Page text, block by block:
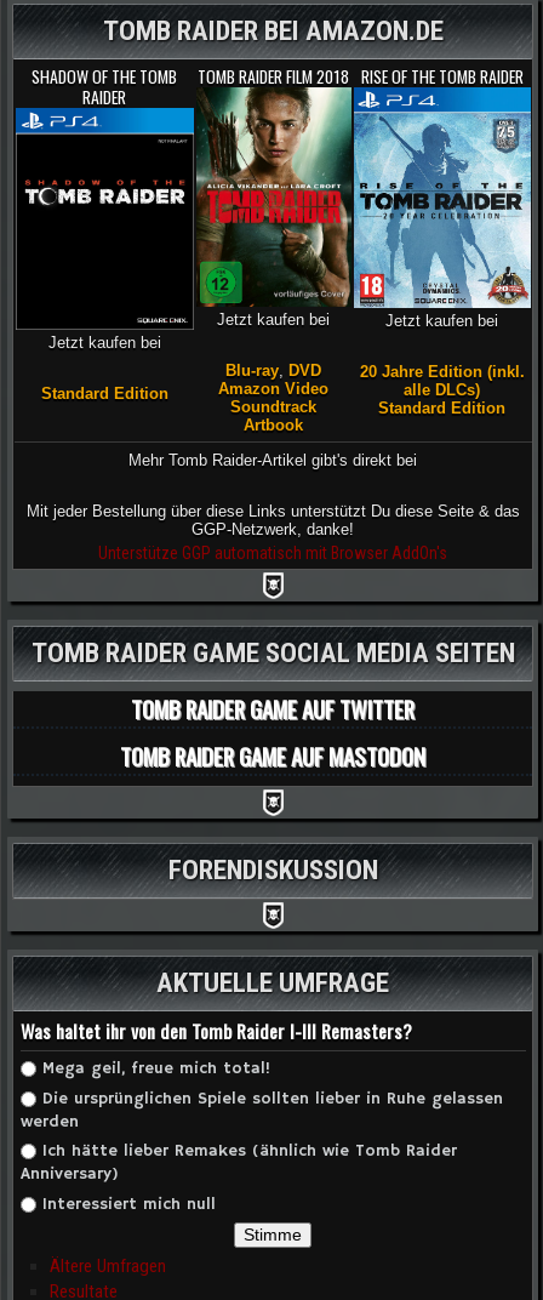
TOMB RAIDER BEI AMAZON.DE
SHADOW OF THE TOMB
RAIDER
Jetzt kaufen bei
Standard Edition
TOMB RAIDER FILM 2018
Jetzt kaufen bei
Blu-ray, DVD
Amazon Video
Soundtrack
Artbook
RISE OF THE TOMB RAIDER
Jetzt kaufen bei
20 Jahre Edition (inkl.
alle DLCs)
Standard Edition
Mehr Tomb Raider-Artikel gibt's direkt bei
Mit jeder Bestellung über diese Links unterstützt Du diese Seite & das
GGP-Netzwerk, danke!
Unterstütze GGP automatisch mit Browser AddOn's
TOMB RAIDER GAME SOCIAL MEDIA SEITEN
TOMB RAIDER GAME AUF TWITTER
TOMB RAIDER GAME AUF MASTODON
FORENDISKUSSION
AKTUELLE UMFRAGE
Was haltet ihr von den Tomb Raider I-III Remasters?
Auswahlmöglichkeiten
Mega geil, freue mich total!
Die ursprünglichen Spiele sollten lieber in Ruhe gelassen
werden
Ich hätte lieber Remakes (ähnlich wie Tomb Raider
Anniversary)
Interessiert mich null
Ältere Umfragen
Resultate